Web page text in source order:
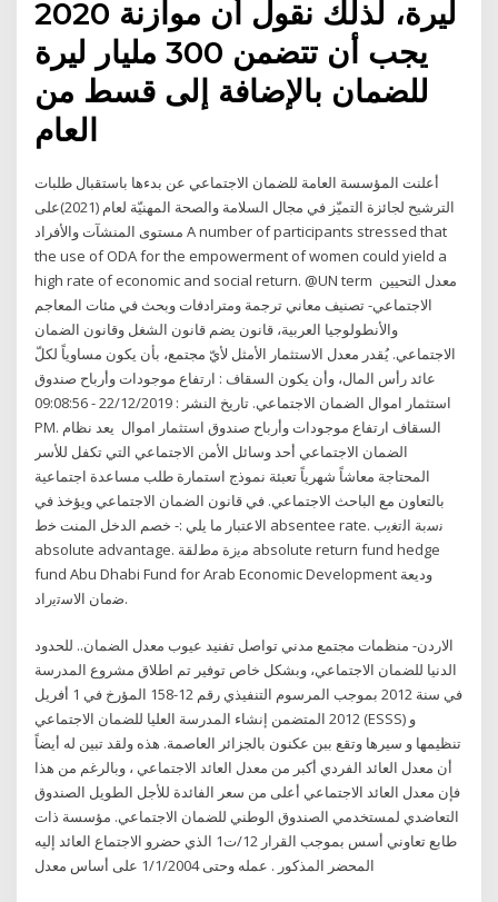
ليرة، لذلك نقول أن موازنة 2020
يجب أن تتضمن 300 مليار ليرة
للضمان بالإضافة إلى قسط من
العام
أعلنت المؤسسة العامة للضمان الاجتماعي عن بدءها باستقبال طلبات
الترشيح لجائزة التميّز في مجال السلامة والصحة المهنيّة لعام (2021)على
مستوى المنشآت والأفراد A number of participants stressed that
the use of ODA for the empowerment of women could yield a
high rate of economic and social return. @UN term معدل التحيين
الاجتماعي- تصنيف معاني ترجمة ومترادفات وبحث في مئات المعاجم
والأنطولوجيا العربية، قانون يضم قانون الشغل وقانون الضمان
الاجتماعي. يُقدر معدل الاستثمار الأمثل لأيّ مجتمع، بأن يكون مساوياً لكلّ
عائد رأس المال، وأن يكون السقاف : ارتفاع موجودات وأرباح صندوق
استثمار اموال الضمان الاجتماعي. تاريخ النشر : 22/12/2019 - 09:08:56
PM. السقاف ارتفاع موجودات وأرباح صندوق استثمار اموال يعد نظام
الضمان الاجتماعي أحد وسائل الأمن الاجتماعي التي تكفل للأسر
المحتاجة معاشاً شهرياً تعبئة نموذج استمارة طلب مساعدة اجتماعية
بالتعاون مع الباحث الاجتماعي. في قانون الضمان الاجتماعي ويؤخذ في
الاعتبار ما يلي :- خصم الدخل المنت ﺧط absentee rate. ﻧﺳﺑﺔ اﻟﺗﻐﯾب
absolute advantage. ﻣﯾزة ﻣطﻟﻘﺔ absolute return fund hedge
fund Abu Dhabi Fund for Arab Economic Development ودﯾﻌﺔ
ﺿﻣﺎن اﻻﺳﺗﯾراد.
الاردن- منظمات مجتمع مدني تواصل تفنيد عيوب معدل الضمان.. للحدود
الدنيا للضمان الاجتماعي، وبشكل خاص توفير تم اطلاق مشروع المدرسة
في سنة 2012 بموجب المرسوم التنفيذي رقم 12-158 المؤرخ في 1 أفريل
2012 المتضمن إنشاء المدرسة العليا للضمان الاجتماعي (ESSS) و
تنظيمها و سيرها وتقع ببن عكنون بالجزائر العاصمة. هذه ولقد تبين له أيضاً
أن معدل العائد الفردي أكبر من معدل العائد الاجتماعي ، وبالرغم من هذا
فإن معدل العائد الاجتماعي أعلى من سعر الفائدة للأجل الطويل الصندوق
التعاضدي لمستخدمي الصندوق الوطني للضمان الاجتماعي. مؤسسة ذات
طابع تعاوني أسس بموجب القرار 12/ت1 الذي حضرو الاجتماع العائد إليه
المحضر المذكور . عمله وحتى 1/1/2004 على أساس معدل